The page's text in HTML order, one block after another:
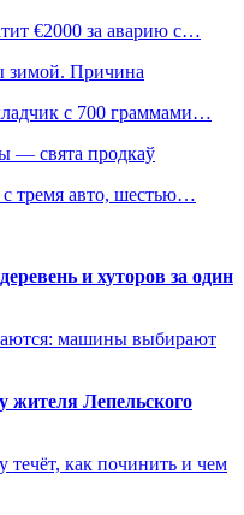
€2000 за аварию с…
зимой. Причина
с 700 граммами…
— свята продкаў
тремя авто, шестью…
и хуторов за один
машины выбирают
жителя Лепельского
как починить и чем